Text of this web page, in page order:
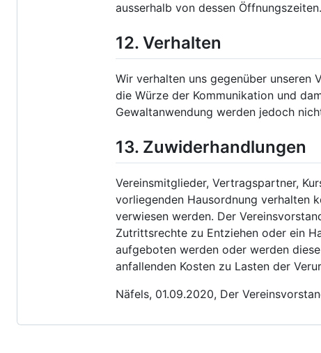
ausserhalb von dessen
12. Verhalten
Wir verhalten uns gegenüber
die Würze der Kommunikation und
Gewaltanwendung werden jedoch
13. Zuwiderhandlungen
Vereinsmitglieder, Vertragspartner,
vorliegenden Hausordnung verhalten
verwiesen werden. Der
Zutrittsrechte zu Entziehen oder ein
aufgeboten werden oder werden
anfallenden Kosten zu Lasten der
Näfels, 01.09.2020, Der